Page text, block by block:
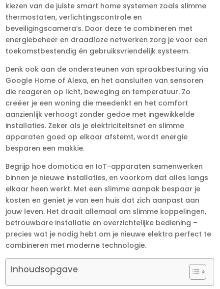
kiezen van de juiste smart home systemen zoals slimme
thermostaten, verlichtingscontrole en
beveiligingscamera’s.​ Door deze te combineren met
energiebeheer en draadloze netwerken zorg je voor een
toekomstbestendig én gebruiksvriendelijk systeem.​
Denk ook aan de ondersteunen van spraakbesturing via
Google Home of Alexa, en het aansluiten van sensoren
die reageren op licht, beweging en temperatuur.​ Zo
creëer je een woning die meedenkt en het comfort
aanzienlijk verhoogt zonder gedoe met ingewikkelde
installaties.​ Zeker als je elektriciteitsnet en slimme
apparaten goed op elkaar afstemt, wordt energie
besparen een makkie.​
Begrijp hoe domotica en IoT-apparaten samenwerken
binnen je nieuwe installaties, en voorkom dat alles langs
elkaar heen werkt.​ Met een slimme aanpak bespaar je
kosten en geniet je van een huis dat zich aanpast aan
jouw leven.​ Het draait allemaal om slimme koppelingen,
betrouwbare installatie en overzichtelijke bediening –
precies wat je nodig hebt om je nieuwe elektra perfect te
combineren met moderne technologie.​
Inhoudsopgave